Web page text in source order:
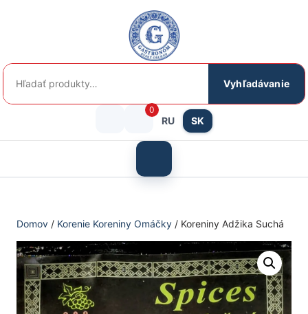
Hľadať:
Vyhľadávanie
Prihlásenie
košík
0
RU SK
menu
Domov / Korenie Koreniny Omáčky / Koreniny Adžika Suchá